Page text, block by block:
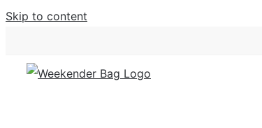
Skip to content